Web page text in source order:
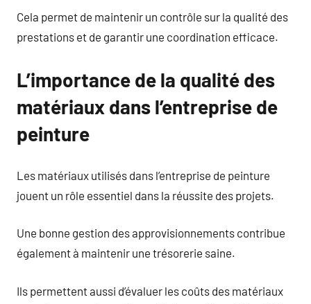
Cela permet de maintenir un contrôle sur la qualité des
prestations et de garantir une coordination efficace.
L’importance de la qualité des
matériaux dans l’entreprise de
peinture
Les matériaux utilisés dans l’entreprise de peinture
jouent un rôle essentiel dans la réussite des projets.
Une bonne gestion des approvisionnements contribue
également à maintenir une trésorerie saine.
Ils permettent aussi d’évaluer les coûts des matériaux